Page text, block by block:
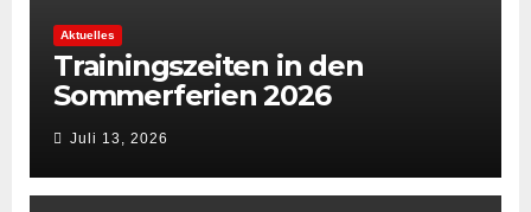
Aktuelles
Trainingszeiten in den
Sommerferien 2026
Juli 13, 2026